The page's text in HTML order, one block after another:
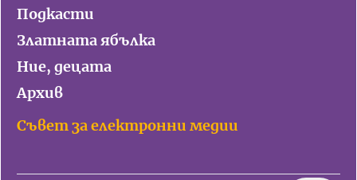
Подкасти
Златната ябълка
Ние, децата
Архив
Съвет за електронни медии